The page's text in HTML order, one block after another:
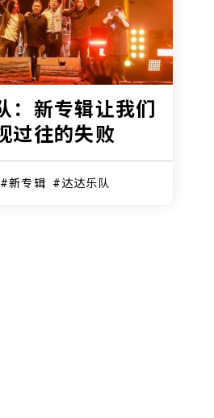
：新专辑让我们
过往的失败
新专辑 达达乐队